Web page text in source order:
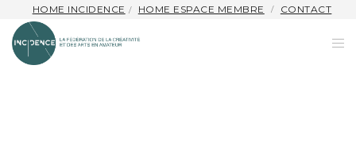
HOME INCIDENCE HOME ESPACE MEMBRE CONTACT